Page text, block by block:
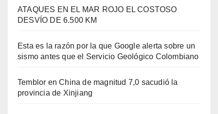
ATAQUES EN EL MAR ROJO EL COSTOSO
DESVÍO DE 6.500 KM
Esta es la razón por la que Google alerta sobre un
sismo antes que el Servicio Geológico Colombiano
Temblor en China de magnitud 7,0 sacudió la
provincia de Xinjiang